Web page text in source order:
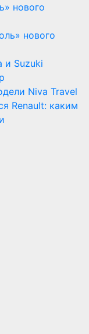
нового
нового
и Suzuki
Niva Travel
Renault: каким